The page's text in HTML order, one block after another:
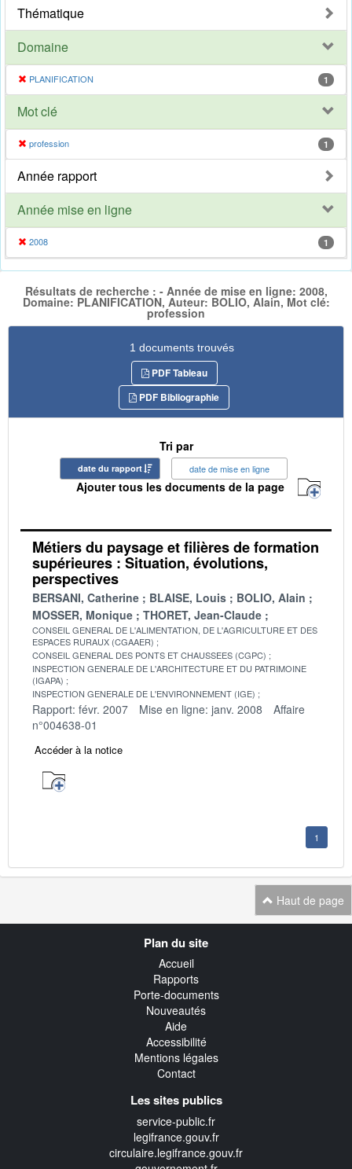
Thématique
Domaine
PLANIFICATION 1
Mot clé
profession 1
Année rapport
Année mise en ligne
2008 1
Résultats de recherche : - Année de mise en ligne: 2008,
Domaine: PLANIFICATION, Auteur: BOLIO, Alain, Mot clé:
profession
1 documents trouvés
PDF Tableau
PDF Bibliographie
Tri par
date du rapport date de mise en ligne
Ajouter tous les documents de la page
Métiers du paysage et filières de formation
supérieures : Situation, évolutions,
perspectives
BERSANI, Catherine BLAISE, Louis
BOLIO, Alain
MOSSER, Monique
THORET, Jean-Claude
CONSEIL GENERAL DE L'ALIMENTATION, DE L'AGRICULTURE ET DES
ESPACES RURAUX (CGAAER)
CONSEIL GENERAL DES PONTS ET CHAUSSEES (CGPC)
INSPECTION GENERALE DE L'ARCHITECTURE ET DU PATRIMOINE
(IGAPA)
INSPECTION GENERALE DE L'ENVIRONNEMENT (IGE)
Rapport: févr. 2007 Mise en ligne: janv. 2008
Affaire
n°004638-01
Accéder à la notice
1
Haut de page
Plan du site
Accueil
Rapports
Porte-documents
Nouveautés
Aide
Accessibilité
Mentions légales
Contact
Les sites publics
service-public.fr
legifrance.gouv.fr
circulaire.legifrance.gouv.fr